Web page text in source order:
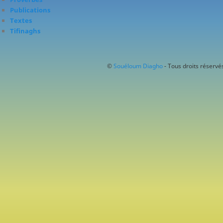
Publications
Textes
Tifinaghs
© Souéloum Diagho- Tous droits